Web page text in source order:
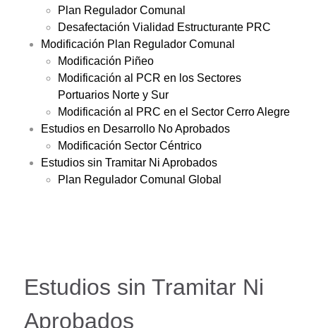
Plan Regulador Comunal
Desafectación Vialidad Estructurante PRC
Modificación Plan Regulador Comunal
Modificación Piñeo
Modificación al PCR en los Sectores
Portuarios Norte y Sur
Modificación al PRC en el Sector Cerro Alegre
Estudios en Desarrollo No Aprobados
Modificación Sector Céntrico
Estudios sin Tramitar Ni Aprobados
Plan Regulador Comunal Global
Estudios sin Tramitar Ni
Aprobados